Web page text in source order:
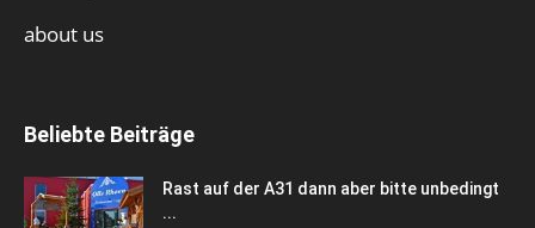
about us
Beliebte Beiträge
Rast auf der A31 dann aber bitte unbedingt
...